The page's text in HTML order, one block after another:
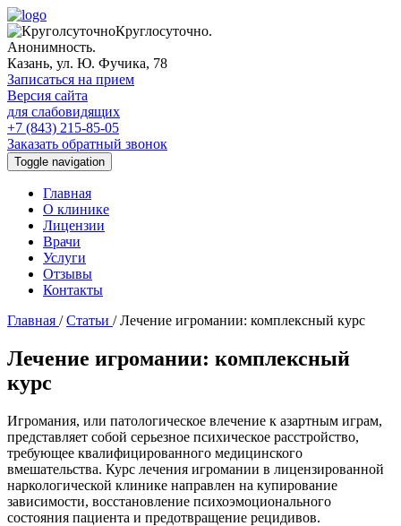
Круглосуточно.
Анонимность.
Казань, ул. Ю. Фучика, 78
Записаться на прием
Версия сайта
для слабовидящих
+7 (843) 215-85-05
Заказать обратный звонок
Toggle navigation
Главная
О клинике
Лицензии
Врачи
Услуги
Отзывы
Контакты
Главная /Статьи /Лечение игромании: комплексный курс
Лечение игромании: комплексный
курс
Игромания, или патологическое влечение к азартным играм,
представляет собой серьезное психическое расстройство,
требующее квалифицированного медицинского
вмешательства. Курс лечения игромании в лицензированной
наркологической клинике направлен на купирование
зависимости, восстановление психоэмоционального
состояния пациента и предотвращение рецидивов.